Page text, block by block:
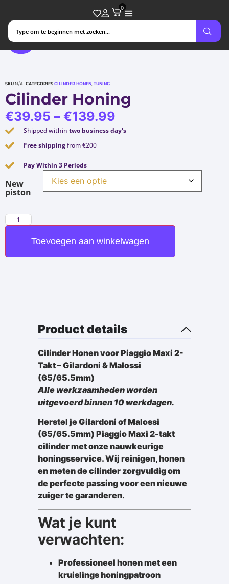
0
SKU N/A CATEGORIES CILINDER HONEN, TUNING
Cilinder Honing
€39.95 – €139.99
Shipped within two business day's
Free shippingfrom €200
Pay Within 3 Periods
New
piston
Toevoegen aan winkelwagen
Product details
Cilinder Honen voor Piaggio Maxi 2-
Takt – Gilardoni & Malossi
(65/65.5mm)
Alle werkzaamheden worden
uitgevoerd binnen 10 werkdagen.
Herstel je Gilardoni of Malossi
(65/65.5mm) Piaggio Maxi 2-takt
cilinder met onze nauwkeurige
honingsservice. Wij reinigen, honen
en meten de cilinder zorgvuldig om
de perfecte passing voor een nieuwe
zuiger te garanderen.
Wat je kunt
verwachten:
Professioneel honen met een
kruislings honingpatroon